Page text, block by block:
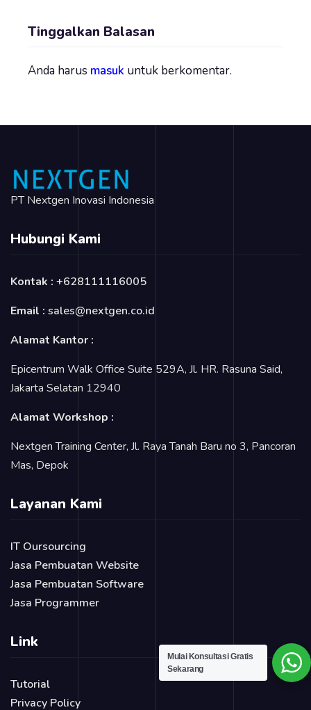
Tinggalkan Balasan
Anda harus masuk untuk berkomentar.
PT Nextgen Inovasi Indonesia
Hubungi Kami
Kontak : +628111116005
Email : sales@nextgen.co.id
Alamat Kantor :
Epicentrum Walk Office Suite 529A, Jl. HR. Rasuna Said,
Jakarta Selatan 12940
Alamat Workshop :
Nextgen Training Center, Jl. Raya Tanah Baru no 3, Pancoran
Mas, Depok
Layanan Kami
IT Oursourcing
Jasa Pembuatan Website
Jasa Pembuatan Software
Jasa Programmer
Link
Tutorial
Privacy Policy
Mulai Konsultasi Gratis
Sekarang